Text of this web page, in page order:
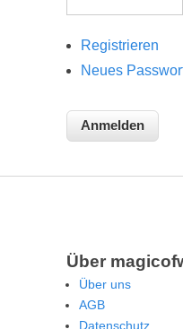
Registrieren
Neues
Über
Über uns
AGB
Datenschutz